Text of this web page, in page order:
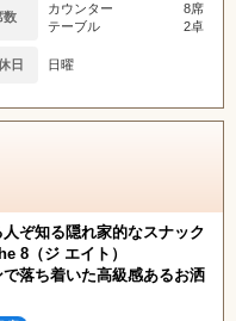
数
カウンター
8席
テーブル
2卓
日 日曜
ぞ知る隠れ家的なスナック
8（ジ エイト）
落ち着いた高級感あるお洒